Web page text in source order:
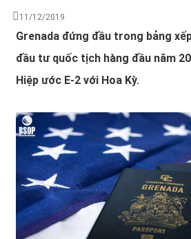
11/12/2019
Grenada đứng đầu trong bảng
đầu tư quốc tịch hàng đầu năm
Hiệp ước E-2 với Hoa Kỳ.